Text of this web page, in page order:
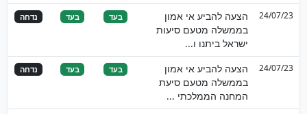
24/07/23
הצעה להביע אי אמון
בממשלה מטעם סיעות
ישראל ביתנו ו...
בעד בעד נדחה
24/07/23
הצעה להביע אי אמון
בממשלה מטעם סיעת
המחנה הממלכתי ...
בעד בעד נדחה